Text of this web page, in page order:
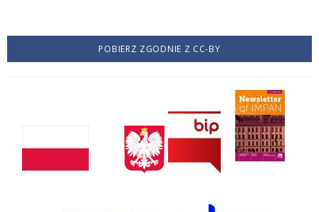
POBIERZ ZGODNIE Z CC-BY